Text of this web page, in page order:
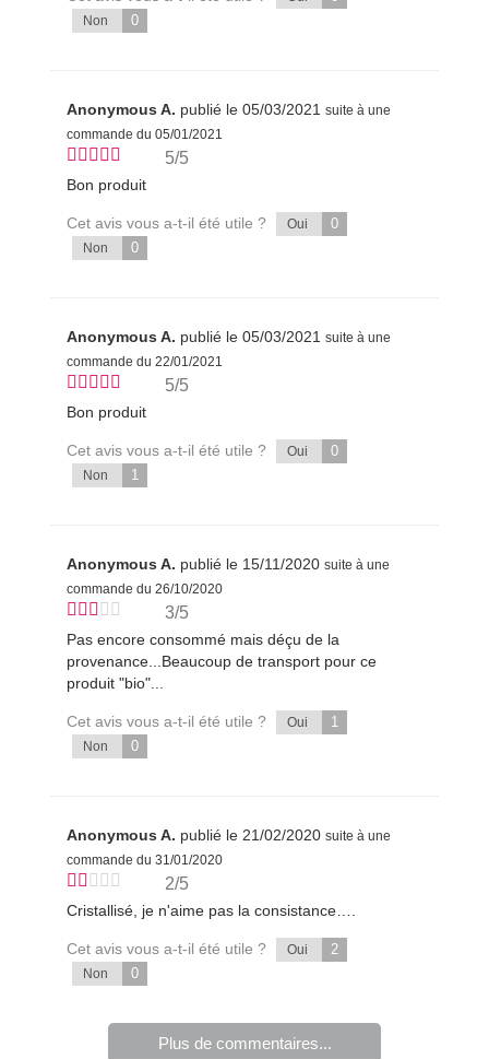
Non 0
Anonymous A. publié le 05/03/2021 suite à une
commande du 05/01/2021
5/5
Bon produit
Cet avis vous a-t-il été utile ? Oui 0
Non 0
Anonymous A. publié le 05/03/2021 suite à une
commande du 22/01/2021
5/5
Bon produit
Cet avis vous a-t-il été utile ? Oui 0
Non 1
Anonymous A. publié le 15/11/2020 suite à une
commande du 26/10/2020
3/5
Pas encore consommé mais déçu de la
provenance...Beaucoup de transport pour ce
produit "bio"...
Cet avis vous a-t-il été utile ? Oui 1
Non 0
Anonymous A. publié le 21/02/2020 suite à une
commande du 31/01/2020
2/5
Cristallisé, je n'aime pas la consistance….
Cet avis vous a-t-il été utile ? Oui 2
Non 0
Plus de commentaires...